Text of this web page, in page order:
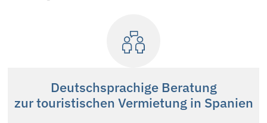
Deutschsprachige Beratung
zur touristischen Vermietung in Spanien